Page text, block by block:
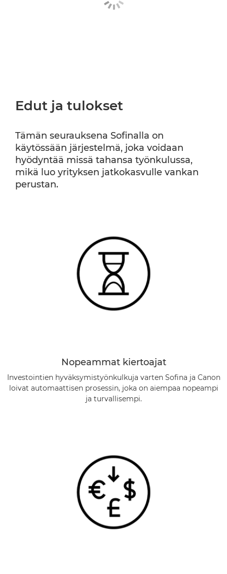
Edut ja tulokset
Tämän seurauksena Sofinalla on
käytössään järjestelmä, joka voidaan
hyödyntää missä tahansa työnkulussa,
mikä luo yrityksen jatkokasvulle vankan
perustan.
Nopeammat kiertoajat
Investointien hyväksymistyönkulkuja varten Sofina ja Canon
loivat automaattisen prosessin, joka on aiempaa nopeampi
ja turvallisempi.